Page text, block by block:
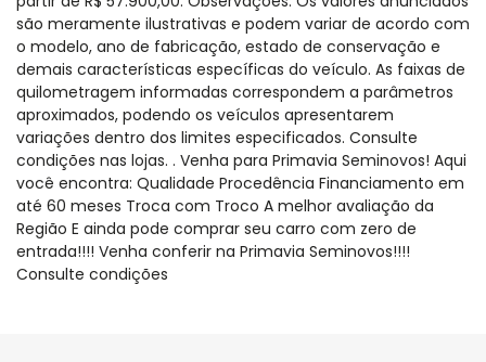
são meramente ilustrativas e podem variar de acordo com
o modelo, ano de fabricação, estado de conservação e
demais características específicas do veículo. As faixas de
quilometragem informadas correspondem a parâmetros
aproximados, podendo os veículos apresentarem
variações dentro dos limites especificados. Consulte
condições nas lojas. . Venha para Primavia Seminovos! Aqui
você encontra: Qualidade Procedência Financiamento em
até 60 meses Troca com Troco A melhor avaliação da
Região E ainda pode comprar seu carro com zero de
entrada!!!! Venha conferir na Primavia Seminovos!!!!
Consulte condições